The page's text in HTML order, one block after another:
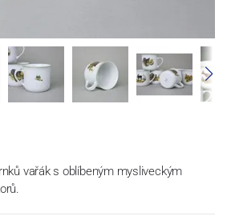
vařák s oblíbeným mysliveckým